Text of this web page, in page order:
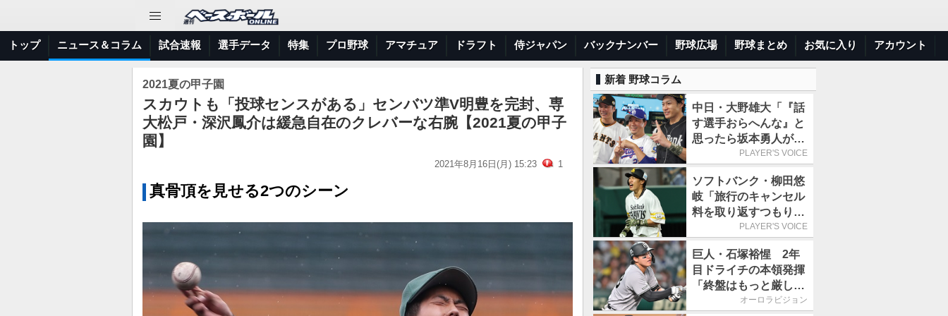
トップ ニュース＆コラム 試合速報 選手データ 特集 プロ野球 アマチュア ドラフト 侍ジャパン バックナンバー 野球広場 野球まとめ お気に入り アカウント
2021夏の甲子園
スカウトも「投球センスがある」センバツ準V明豊を完封、専
大松戸・深沢鳳介は緩急自在のクレバーな右腕【2021夏の甲子
園】
2021年8月16日(月) 15:23 1
真骨頂を見せる2つのシーン
新着 野球コラム
中日・大野雄大「『話
す選手おらへんな』と
思ったら坂本勇人が来
た！」／オールスター
PLAYER'S VOICE
ソフトバンク・柳田悠
岐「旅行のキャンセル
料を取り返すつもりで
出場しました(笑)」／
PLAYER'S VOICE
巨人・石塚裕惺 2年
目ドライチの本領発揮
「終盤はもっと厳しい
戦いが続いていく。チ
オーロラビジョン